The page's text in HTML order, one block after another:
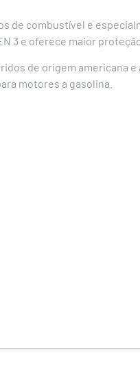
de combustível e
3 e oferece maior
de origem
motores a gasolina.